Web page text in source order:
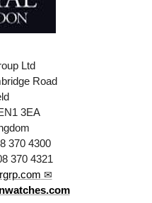
Ltd
Road
3EA
370 4300
370 4321